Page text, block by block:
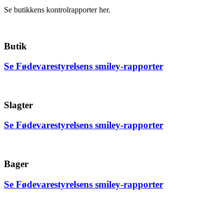
Se butikkens kontrolrapporter her.
Butik
Se Fødevarestyrelsens smiley-rapporter
Slagter
Se Fødevarestyrelsens smiley-rapporter
Bager
Se Fødevarestyrelsens smiley-rapporter